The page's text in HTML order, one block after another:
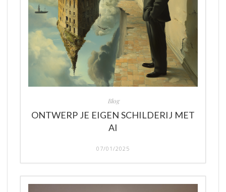
Blog
ONTWERP JE EIGEN SCHILDERIJ MET
AI
07/01/2025